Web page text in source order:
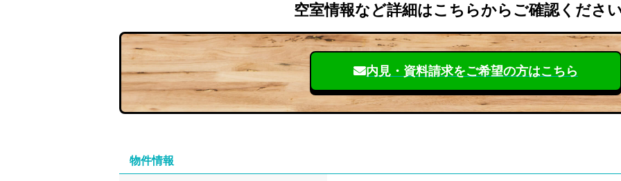
空室情報など詳細はこちらからご確認くださ
内見・資料請求をご希望の方はこちら
物件情報